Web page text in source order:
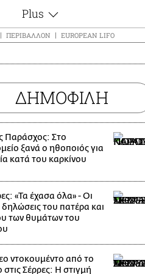
Plus
Θέματα
Videos
Αφιερώματα
Ζώδια
Εξομολογήσεις
Οι Αθηναίοι
Απώλειες
Επιλογές
ΠΕΡΙΒΆΛΛΟΝ EUROPEAN LIFO
ΔΗΜΟΦΙΛΗ
Παράσχος: Στο
ξανά ο ηθοποιός για
κατά του καρκίνου
«Τα έχασα όλα» - Οι
του πατέρα και
των θυμάτων του
ντοκουμέντο από το
στις Σέρρες: Η στιγμή